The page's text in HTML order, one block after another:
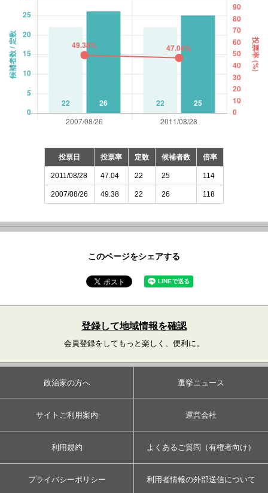
投票日 投票率 定数 候補者数 倍率
2011/08/28 47.04 22 25 114
2007/08/26 49.38 22 26 118
このページをシェアする
登録して地域情報を確認
会員登録をしてもっと楽しく、便利に。
政治家の方へ 選挙ニュース
サイトご利用案内 運営会社
利用規約 よくあるご質問（有権者向け）
プライバシーポリシー 利用者情報の外部送信について